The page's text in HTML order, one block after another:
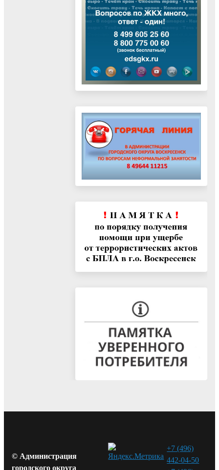
© Администрация
городского округа
+7 (496)
442-04-50